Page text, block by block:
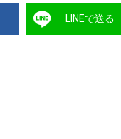
LINEで送る